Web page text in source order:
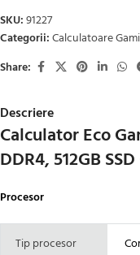
SKU:91227
Categorii:Calculatoare
Share:
Descriere
Calculator Eco
DDR4, 512GB
Procesor
Tip procesor